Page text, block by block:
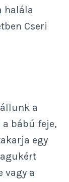
halála
Cseri
a
bábú feje,
egy
vagy a